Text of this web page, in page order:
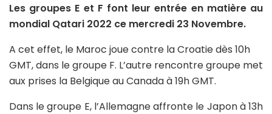
Les groupes E et F font leur entrée en matière au
mondial Qatari 2022 ce mercredi 23 Novembre.
A cet effet, le Maroc joue contre la Croatie dès 10h
GMT, dans le groupe F. L’autre rencontre groupe met
aux prises la Belgique au Canada à 19h GMT.
Dans le groupe E, l’Allemagne affronte le Japon à 13h